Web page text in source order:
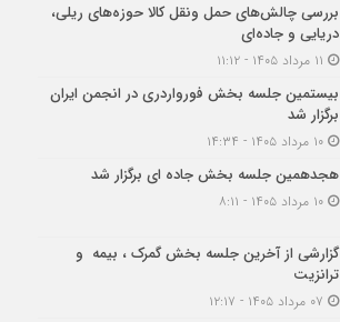
بررسی چالش‌های حمل ونقل کالا حوزه‌های ریلی،
دریایی و جاده‌ای
بیستمین جلسه بخش فورواردری در انجمن ایران
برگزار شد
۱۰ مرداد ۱۴۰۵ - ۱۴:۳۴
هجدهمین جلسه بخش جاده ای برگزار شد
۱۰ مرداد ۱۴۰۵ - ۸:۱۱
گزارشی از آخرین جلسه بخش گمرک ، بیمه و
ترانزیت